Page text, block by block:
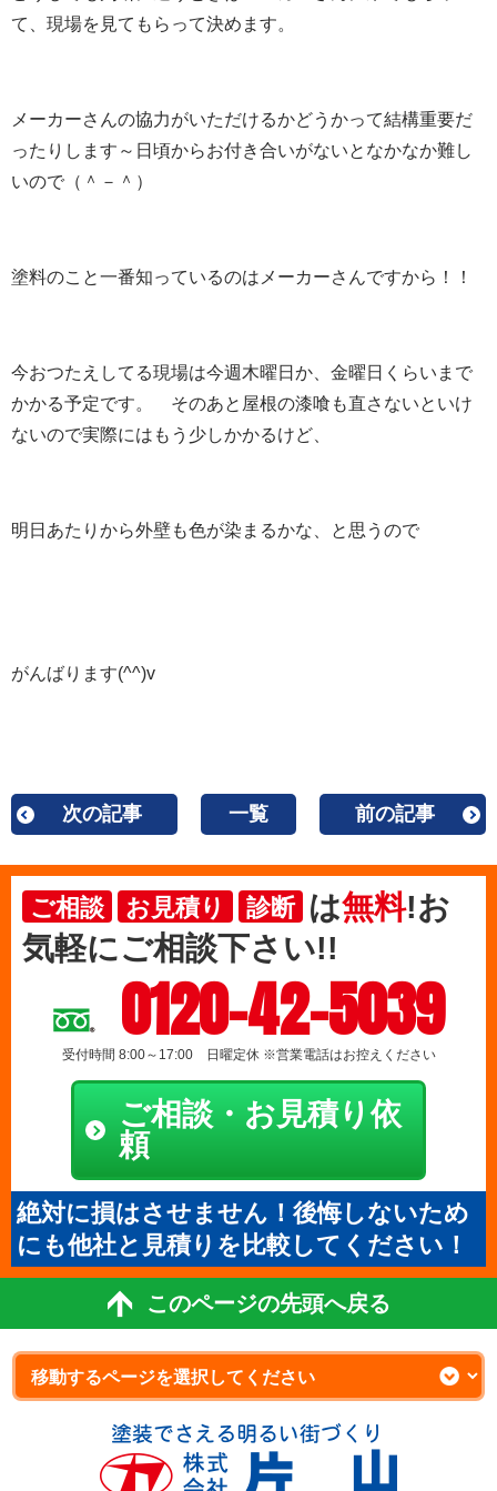
て、現場を見てもらって決めます。
メーカーさんの協力がいただけるかどうかって結構重要だ
ったりします～日頃からお付き合いがないとなかなか難し
いので（＾－＾）
塗料のこと一番知っているのはメーカーさんですから！！
今おつたえしてる現場は今週木曜日か、金曜日くらいまで
かかる予定です。 そのあと屋根の漆喰も直さないといけ
ないので実際にはもう少しかかるけど、
明日あたりから外壁も色が染まるかな、と思うので
がんばります(^^)v
次の記事 一覧 前の記事
ご相談 お見積り 診断 は無料!お
気軽にご相談下さい!!
0120-42-5039
受付時間 8:00～17:00 日曜定休 ※営業電話はお控えください
ご相談・お見積り依
頼
絶対に損はさせません！後悔しないため
にも他社と見積りを比較してください！
このページの先頭へ戻る